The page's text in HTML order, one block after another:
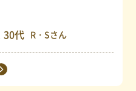
30代 R・Sさん